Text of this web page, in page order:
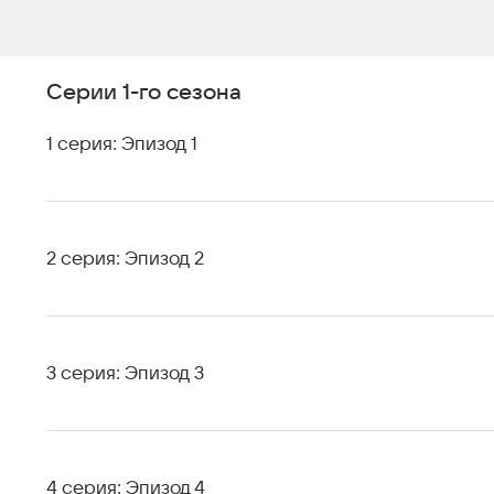
Серии 1-го сезона
1 серия: Эпизод 1
2 серия: Эпизод 2
3 серия: Эпизод 3
4 серия: Эпизод 4